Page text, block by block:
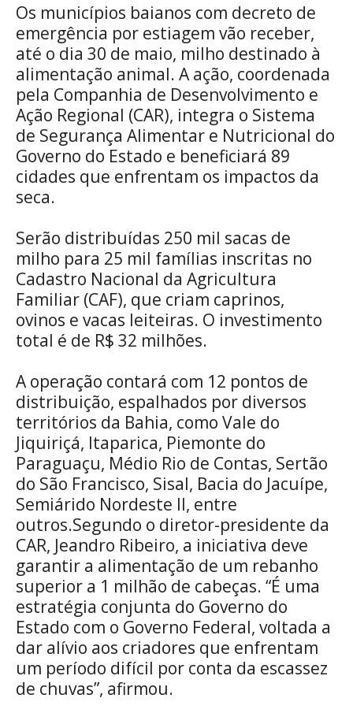
Os municípios baianos com decreto de
emergência por estiagem vão receber,
até o dia 30 de maio, milho destinado à
alimentação animal. A ação, coordenada
pela Companhia de Desenvolvimento e
Ação Regional (CAR), integra o Sistema
de Segurança Alimentar e Nutricional do
Governo do Estado e beneficiará 89
cidades que enfrentam os impactos da
seca.
Serão distribuídas 250 mil sacas de
milho para 25 mil famílias inscritas no
Cadastro Nacional da Agricultura
Familiar (CAF), que criam caprinos,
ovinos e vacas leiteiras. O investimento
total é de R$ 32 milhões.
A operação contará com 12 pontos de
distribuição, espalhados por diversos
territórios da Bahia, como Vale do
Jiquiriçá, Itaparica, Piemonte do
Paraguaçu, Médio Rio de Contas, Sertão
do São Francisco, Sisal, Bacia do Jacuípe,
Semiárido Nordeste II, entre
outros.Segundo o diretor-presidente da
CAR, Jeandro Ribeiro, a iniciativa deve
garantir a alimentação de um rebanho
superior a 1 milhão de cabeças. “É uma
estratégia conjunta do Governo do
Estado com o Governo Federal, voltada a
dar alívio aos criadores que enfrentam
um período difícil por conta da escassez
de chuvas”, afirmou.